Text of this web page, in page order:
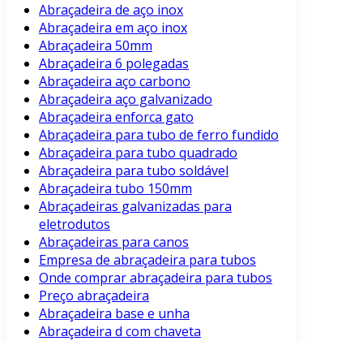
Abraçadeira de aço inox
Abraçadeira em aço inox
Abraçadeira 50mm
Abraçadeira 6 polegadas
Abraçadeira aço carbono
Abraçadeira aço galvanizado
Abraçadeira enforca gato
Abraçadeira para tubo de ferro fundido
Abraçadeira para tubo quadrado
Abraçadeira para tubo soldável
Abraçadeira tubo 150mm
Abraçadeiras galvanizadas para
eletrodutos
Abraçadeiras para canos
Empresa de abraçadeira para tubos
Onde comprar abraçadeira para tubos
Preço abraçadeira
Abraçadeira base e unha
Abraçadeira d com chaveta